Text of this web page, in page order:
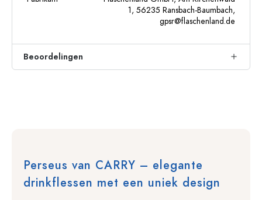
1, 56235 Ransbach-Baumbach,
gpsr@flaschenland.de
Beoordelingen
Perseus van CARRY – elegante
drinkflessen met een uniek design